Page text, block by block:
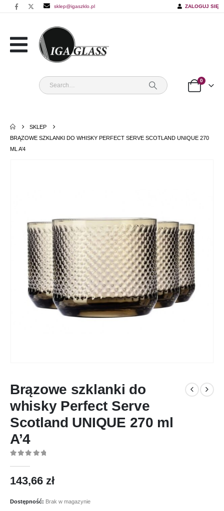
sklep@igaszklo.pl ZALOGUJ SIĘ
0
SKLEP
BRĄZOWE SZKLANKI DO WHISKY PERFECT SERVE SCOTLAND UNIQUE 270
ML A’4
Brązowe szklanki do
whisky Perfect Serve
Scotland UNIQUE 270 ml
A’4
143,66 zł
Dostępność: Brak w magazynie